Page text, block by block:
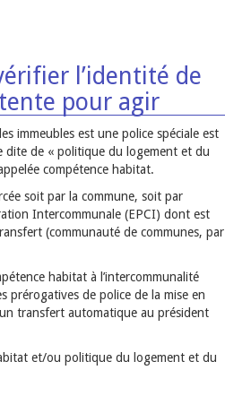
l’identité de
pour agir
immeubles est une police spéciale est
dite de « politique du logement et du
compétence habitat.
soit par la commune, soit par
Intercommunale (EPCI) dont est
(communauté de communes, par
habitat à l’intercommunalité
prérogatives de police de la mise en
transfert automatique au président
et/ou politique du logement et du